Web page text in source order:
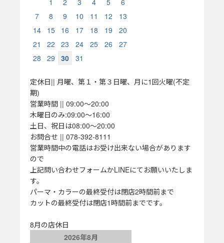
1
2 3 4 5
6
7
8 9 10 11 12
13
14
15 16 17 18 19
20
21
22 23 24 25 26
27
28
29 30 31
定休日|| 月曜、第１・第３日曜、月に1回火曜(不定
期)
営業時間 || 09:00～20:00
木曜日のみ:09:00～16:00
土日、祝日は08:00～20:00
お問合せ || 078-392-8111
営業時間中の電話はお受け出来ない場合があります
ので
上記問い合わせフォームかLINEにてお願いいたしま
す。
パーマ・カラーの最終受付は閉店2時間前まで
カットの最終受付は閉店1時間前までです。
8月の店休日
2026年8月